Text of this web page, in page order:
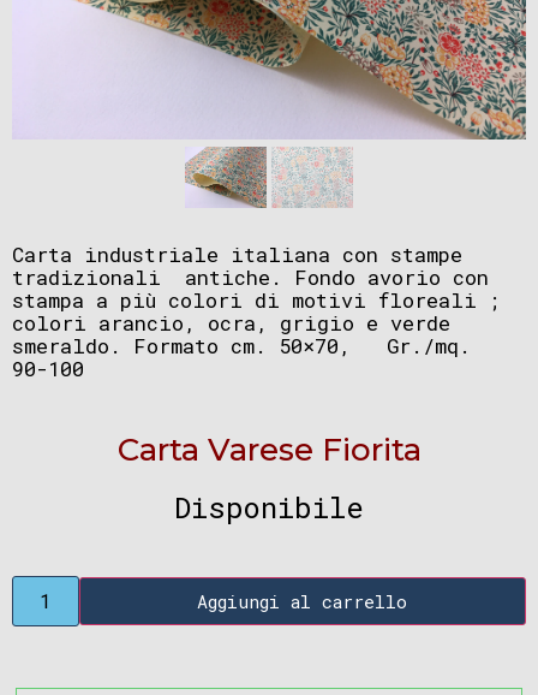
Carta industriale italiana con stampe
tradizionali antiche. Fondo avorio con
stampa a più colori di motivi floreali ;
colori arancio, ocra, grigio e verde
smeraldo. Formato cm. 50×70, Gr./mq.
90-100
Carta Varese Fiorita
Disponibile
Aggiungi al carrello